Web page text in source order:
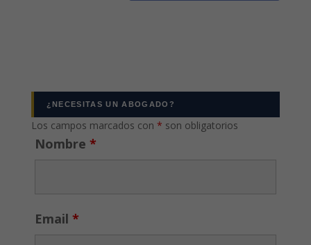
¿NECESITAS UN ABOGADO?
Los campos marcados con * son obligatorios
Nombre *
Email *